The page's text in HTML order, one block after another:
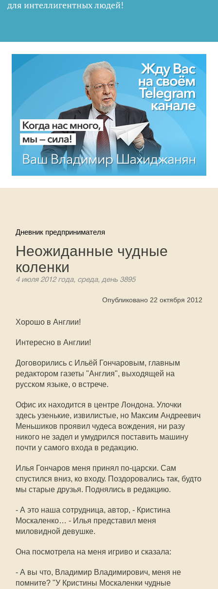
для интеллигентных людей!
Дневник предпринимателя
Неожиданные чудные
коленки
4 июля 2012 года, среда, день 3895
Опубликовано 22 октября 2012
Хорошо в Англии!
Интересно в Англии!
Договорились с Ильёй Гончаровым, главным
редактором газеты "Англия", выходящей на
русском языке, о встрече.
Офис их находится в центре Лондона. Улочки
здесь узенькие, извилистые, но Максим Андреевич
Меньшиков проявил чудеса вождения, ни разу
никого не задел и умудрился поставить машину
почти у самого входа в редакцию.
Илья Гончаров меня принял по-царски. Сам
спустился вниз, ко входу. Поздоровались так, будто
мы старые друзья. Поднялись в редакцию.
- А это наша сотрудница, автор, - Кристина
Москаленко… - Илья представил меня
миловидной девушке.
Она посмотрела на меня игриво и сказала:
- А вы что, Владимир Владимирович, меня не
помните? "У Кристины Москаленки чудные